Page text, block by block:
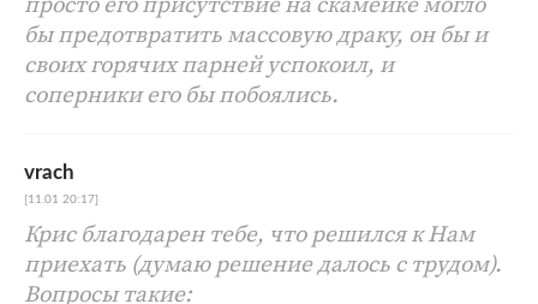
бы предотвратить массовую драку, он бы и
своих горячих парней успокоил, и
соперники его бы побоялись.
vrach
[11.01 20:17]
Крис благодарен тебе, что решился к Нам
приехать (думаю решение далось с трудом).
Вопросы такие: